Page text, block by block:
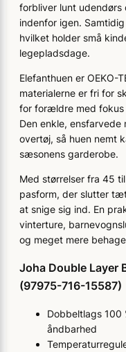
forbliver lunt udendørs
indenfor igen.
hvilket holder små
legepladsdage.
Elefanthuen er OEKO-
materialerne er fri for
for forældre med
Den enkle,
overtøj, så huen nemt
sæsonens garderobe.
Med størrelser fra 45
pasform, der slutter
at snige sig ind. En
vinterture,
og meget mere
Joha Double Layer
(97975-716-15587)
Dobbeltlags 100
åndbarhed